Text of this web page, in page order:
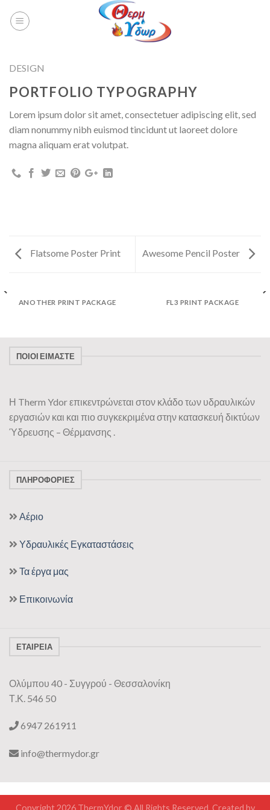
DESIGN
PORTFOLIO TYPOGRAPHY
Lorem ipsum dolor sit amet, consectetuer adipiscing elit, sed
diam nonummy nibh euismod tincidunt ut laoreet dolore
magna aliquam erat volutpat.
Flatsome Poster Print Awesome Pencil Poster
ANOTHER PRINT PACKAGE FL3 PRINT PACKAGE
ΠΟΙΟΙ ΕΊΜΑΣΤΕ
Η Therm Ydor επικεντρώνεται στον κλάδο των υδραυλικών
εργασιών και και πιο συγκεκριμένα στην κατασκευή δικτύων
Ύδρευσης – Θέρμανσης .
ΠΛΗΡΟΦΟΡΊΕΣ
Αέριο
Υδραυλικές Εγκαταστάσεις
Τα έργα μας
Επικοινωνία
ΕΤΑΙΡΕΊΑ
Ολύμπου 40 - Συγγρού - Θεσσαλονίκη
Τ.Κ. 546 50
6947 261911
info@thermydor.gr
Copyright 2026 ThermYdor © All Rights Reserved. Created by